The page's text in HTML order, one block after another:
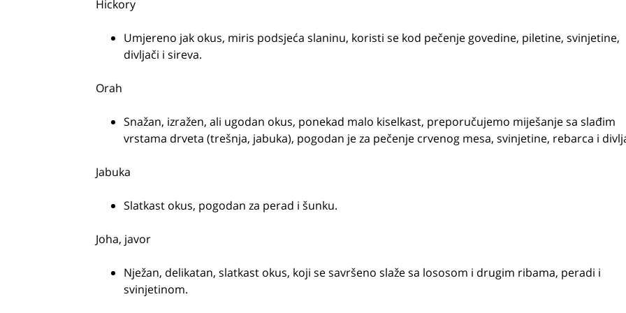
Hickory
Umjereno jak okus, miris podsjeća slaninu, koristi se kod pečenje govedine, piletine, svinjetine,
divljači i sireva.
Orah
Snažan, izražen, ali ugodan okus, ponekad malo kiselkast, preporučujemo miješanje sa slađim
vrstama drveta (trešnja, jabuka), pogodan je za pečenje crvenog mesa, svinjetine, rebarca i
Jabuka
Slatkast okus, pogodan za perad i šunku.
Joha, javor
Nježan, delikatan, slatkast okus, koji se savršeno slaže sa lososom i drugim ribama, peradi i
svinjetinom.